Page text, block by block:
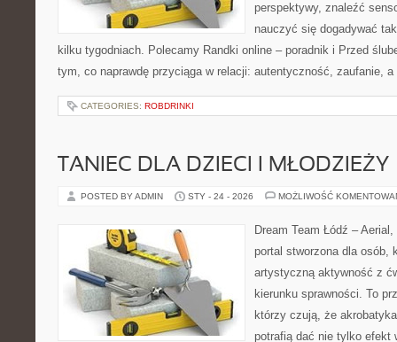
perspektywy, znaleźć
nauczyć się dogadywać
kilku tygodniach. Polecamy Randki online – poradnik i Przed
tym, co naprawdę przyciąga w relacji: autentyczność, zaufanie,
CATEGORIES: ROBDRINKI
TANIEC DLA DZIECI I MŁODZIEŻY
POSTED BY ADMIN STY - 24 - 2026 MOŻLIWOŚĆ
Dream Team Łódź –
portal stworzona dla osób,
artystyczną aktywność z
kierunku sprawności. To
którzy czują, że
potrafią dać nie tylko efekt